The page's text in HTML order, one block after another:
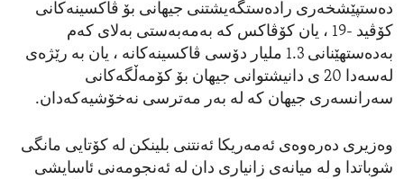
دەستپێشخەری رادەستگەیشتنی جیهانی بۆ ڤاکسینەکانی
کۆڤید -19 ، یان کۆڤاکس کە بەمەبەستی بەلای کەم
بەدەستهێنانی 1.3 ملیار دۆسی ڤاکسینەکانە ، یان بە رێژەی
لەسەدا 20 ی دانیشتوانی جیهان بۆ کۆمەڵگەکانی
سەرانسەری جیهان کە لە بەر مەترسی نەخۆشیەکەدان.
وەزیری دەرەوەی ئەمەریکا ئەنتنی بلینکن لە کۆتایی مانگی
شوباتدا و لە میانەی زانیاری دان لە ئەنجومەنی ئاسایشی